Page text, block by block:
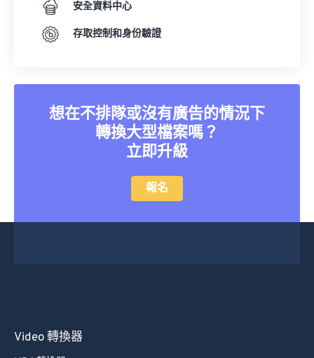
安全資料中心
存取控制和身份驗證
想在不排隊或沒有廣告的情況下
轉換大型檔案嗎？
立即升級
報名
Video 轉換器